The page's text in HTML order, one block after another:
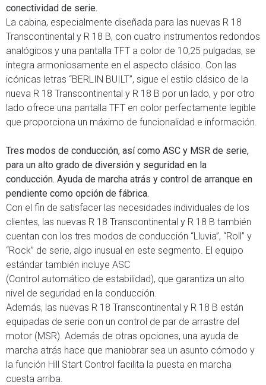
conectividad de serie.
La cabina, especialmente diseñada para las nuevas R 18
Transcontinental y R 18 B, con cuatro instrumentos redondos
analógicos y una pantalla TFT a color de 10,25 pulgadas, se
integra armoniosamente en el aspecto clásico. Con las
icónicas letras “BERLIN BUILT”, sigue el estilo clásico de la
nueva R 18 Transcontinental y R 18 B por un lado, y por otro
lado ofrece una pantalla TFT en color perfectamente legible
que proporciona un máximo de funcionalidad e información.
Tres modos de conducción, así como ASC y MSR de serie,
para un alto grado de diversión y seguridad en la
conducción. Ayuda de marcha atrás y control de arranque en
pendiente como opción de fábrica.
Con el fin de satisfacer las necesidades individuales de los
clientes, las nuevas R 18 Transcontinental y R 18 B también
cuentan con los tres modos de conducción “Lluvia”, “Roll” y
“Rock” de serie, algo inusual en este segmento. El equipo
estándar también incluye ASC
(Control automático de estabilidad), que garantiza un alto
nivel de seguridad en la conducción.
Además, las nuevas R 18 Transcontinental y R 18 B están
equipadas de serie con un control de par de arrastre del
motor (MSR). Además de otras opciones, una ayuda de
marcha atrás hace que maniobrar sea un asunto cómodo y
la función Hill Start Control facilita la puesta en marcha
cuesta arriba.